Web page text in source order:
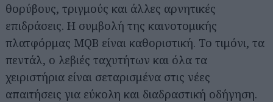
θορύβους, τριγμούς και άλλες αρνητικές
επιδράσεις. Η συμβολή της καινοτομικής
πλατφόρμας MQB είναι καθοριστική. Το τιμόνι, τα
πεντάλ, ο λεβιές ταχυτήτων και όλα τα
χειριστήρια είναι σεταρισμένα στις νέες
απαιτήσεις για εύκολη και διαδραστική οδήγηση.